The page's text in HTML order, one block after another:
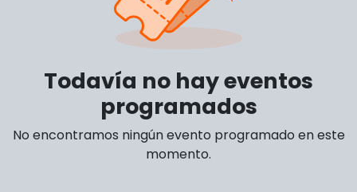
Todavía no hay eventos
programados
No encontramos ningún evento programado en este
momento.